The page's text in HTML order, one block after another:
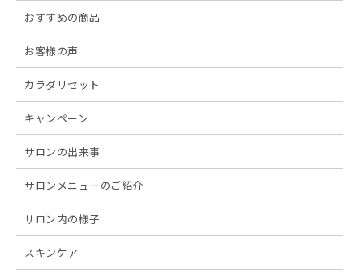
おすすめの商品
お客様の声
カラダリセット
キャンペーン
サロンの出来事
サロンメニューのご紹介
サロン内の様子
スキンケア